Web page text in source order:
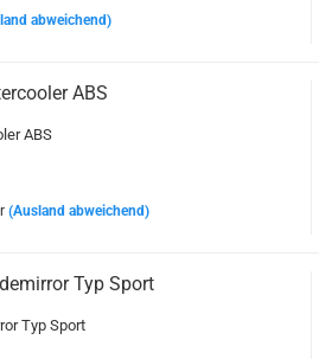
abweichend)
ABS
ABS
(Ausland abweichend)
Typ Sport
Typ Sport